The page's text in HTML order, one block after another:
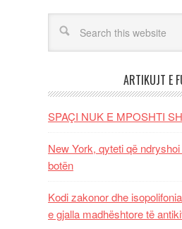
ARTIKUJT E
SPAÇI NUK E MPOSHTI
New York, qyteti që
botën
Kodi zakonor dhe
e gjalla madhështore të